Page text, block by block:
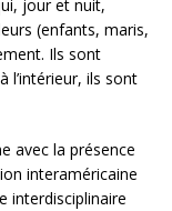
jour et nuit,
(enfants, maris,
Ils sont
l’intérieur, ils sont
avec la présence
interaméricaine
interdisciplinaire